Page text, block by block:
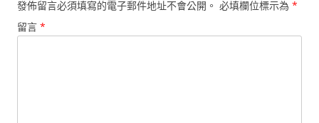
發佈留言必須填寫的電子郵件地址不會公開。 必填欄位標示為 *
留言 *